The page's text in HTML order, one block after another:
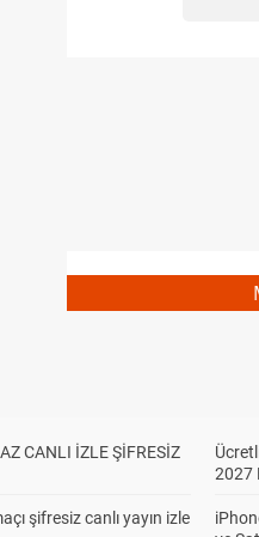
CANLI İZLE ŞİFRESİZ
şifresiz canlı yayın izle
2027